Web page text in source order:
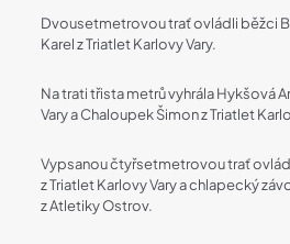
Dvousetmetrovou trať ovládli běžci
Karel z Triatlet Karlovy Vary.
Na trati třista metrů vyhrála Hykšová
Vary a Chaloupek Šimon z Triatlet
Vypsanou čtyřsetmetrovou trať
z Triatlet Karlovy Vary a chlapecký
z Atletiky Ostrov.